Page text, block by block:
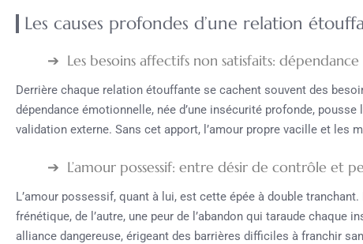
Les causes profondes d’une relation
Les besoins affectifs non satisfaits:
Derrière chaque relation étouffante se cachent souvent des
dépendance émotionnelle, née d’une insécurité profonde, pousse
validation externe. Sans cet apport, l’amour propre vacille et les
L’amour possessif: entre désir de contrôle et
L’amour possessif, quant à lui, est cette épée à double
frénétique, de l’autre, une peur de l’abandon qui taraude chaque
alliance dangereuse, érigeant des barrières difficiles à franchir